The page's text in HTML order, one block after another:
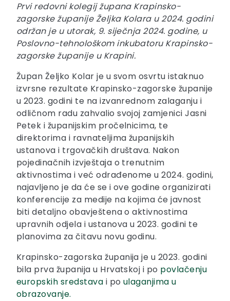
Prviredovni kolegij župana Krapinsko-
zagorske županije Željka Kolara u 2024. godini
održan je u utorak, 9. siječnja 2024. godine, u
Poslovno-tehnološkom inkubatoru Krapinsko-
zagorske županije u Krapini.
Župan Željko Kolar je u svom osvrtu istaknuo
izvrsne rezultate Krapinsko-zagorske županije
u 2023. godini te na izvanrednom zalaganju i
odličnom radu zahvalio svojoj zamjenici Jasni
Petek i županijskim pročelnicima, te
direktorima i ravnateljima županijskih
ustanova i trgovačkih društava. Nakon
pojedinačnih izvještaja o trenutnim
aktivnostima i već odrađenome u 2024. godini,
najavljeno je da će se i ove godine organizirati
konferencije za medije na kojima će javnost
biti detaljno obavještena o aktivnostima
upravnih odjela i ustanova u 2023. godini te
planovima za čitavu novu godinu.
Krapinsko-zagorska županija je u 2023. godini
bila prva županija u Hrvatskoj i po povlačenju
europskih sredstava i poulaganjima u
obrazovanje.